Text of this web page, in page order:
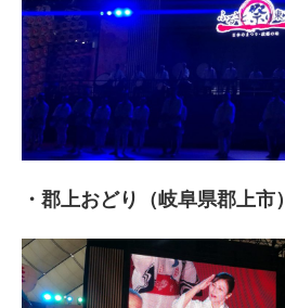
・郡上おどり（岐阜県郡上市）